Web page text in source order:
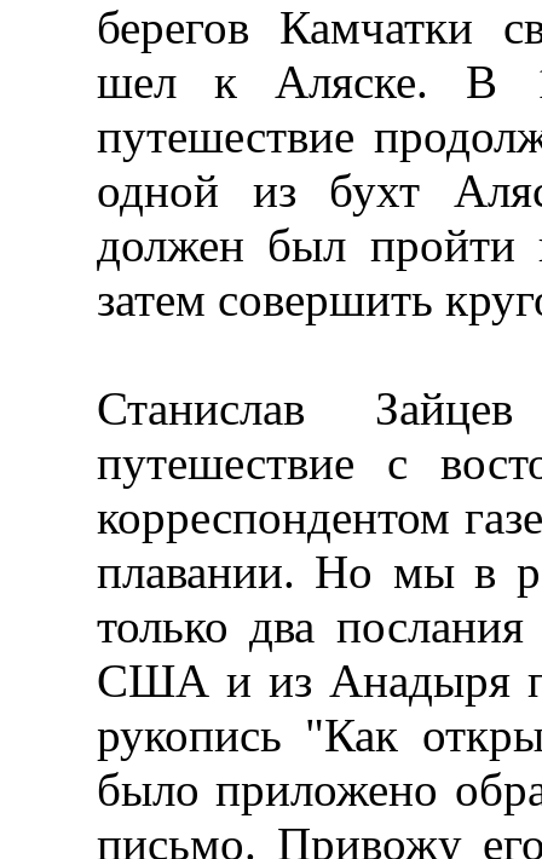
берегов Камчатки
шел к Аляске. В
путешествие
одной из бухт
должен был пройти
затем совершить
Станислав
путешествие с
корреспондентом
плавании. Но мы в
только два
США и из Анадыря
рукопись "Как
было приложено
письмо. Привожу